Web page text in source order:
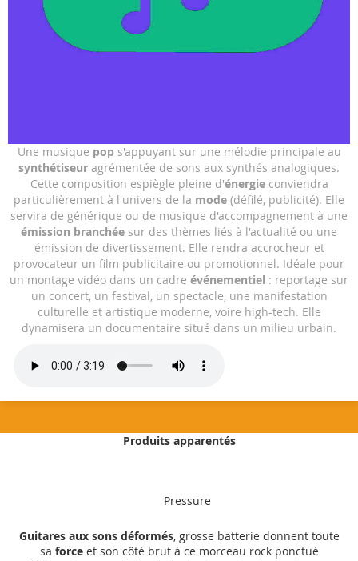
Skip
to
the
beginning
of
the
images
gallery
Une musique pop s'appuyant sur une mélodie principale au
synthétiseur agrémentée de sons aux synthés analogiques.
Cette composition espiègle pleine d'énergieconviendra
particulièrement à l'univers de la mode (défilé, publicité). Elle
servira de générique ou de musique d'accompagnement à une
émission branchée sur des thèmes liés à l'actualité ou une
émission de divertissement. Elle rendra accrocheur et
provocateur un film publicitaire ou promotionnel. Idéale pour
un montage vidéo dans un cadre événementiel : reportage sur
un concert, un festival, un spectacle, une manifestation
culturelle et artistique moderne, voire high-tech. Elle
dynamisera un documentaire situé dans un milieu urbain.
Produits apparentés
Pressure
Guitares aux sons déformés, grosse batterie donnent toute
sa forceet son côté brut à ce morceau rock ponctué